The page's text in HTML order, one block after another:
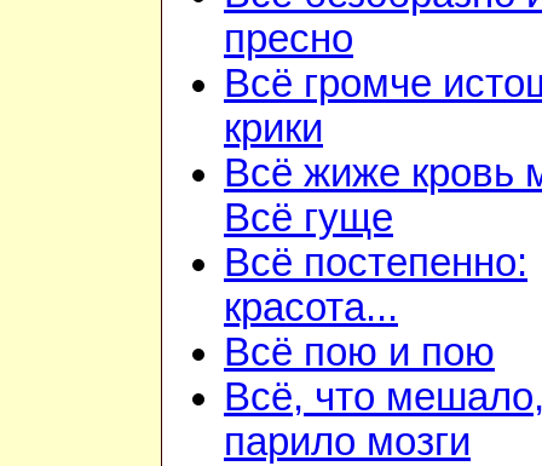
пресно
Всё громче
крики
Всё жиже кровь
Всё гуще
Всё постепенно:
красота...
Всё пою и пою
Всё, что
парило мозги